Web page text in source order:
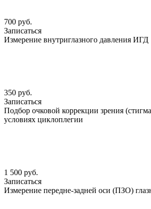
700 руб.
Записаться
Измерение внутриглазного давления ИГД
350 руб.
Записаться
Подбор очковой коррекции зрения
условиях циклоплегии
1 500 руб.
Записаться
Измерение передне-задней оси (ПЗО)